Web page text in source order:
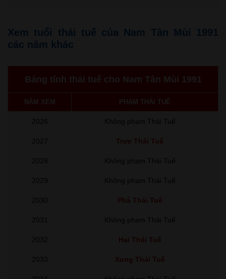
Xem tuổi thái tuế của Nam Tân Mùi 1991
các năm khác
Bảng tính thái tuế cho Nam Tân Mùi 1991
NĂM XEM PHẠM THÁI TUẾ
2026 Không phạm Thái Tuế
2027 Trực Thái Tuế
2028 Không phạm Thái Tuế
2029 Không phạm Thái Tuế
2030 Phá Thái Tuế
2031 Không phạm Thái Tuế
2032 Hại Thái Tuế
2033 Xung Thái Tuế